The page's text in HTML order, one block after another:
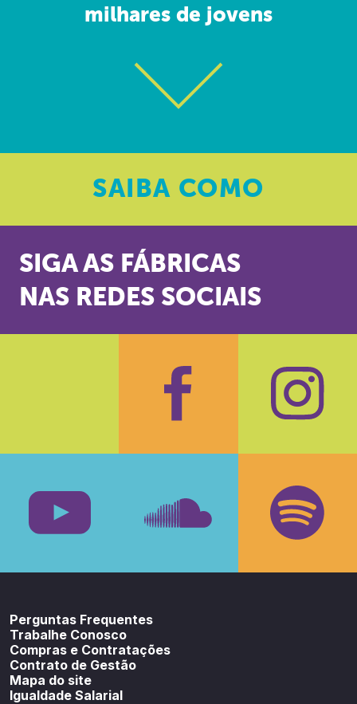
milhares de jovens
SAIBA COMO
SIGA AS FÁBRICAS
NAS REDES SOCIAIS
Facebook
Perguntas Frequentes
Trabalhe Conosco
Compras e Contratações
Contrato de Gestão
Mapa do site
Igualdade Salarial